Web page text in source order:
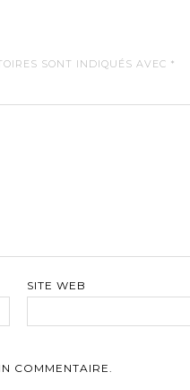
SONT INDIQUÉS AVEC *
SITE WEB
COMMENTAIRE.